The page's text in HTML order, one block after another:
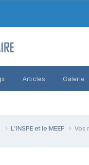
Articles Galerie
L'INSPE et le MEEF Vos